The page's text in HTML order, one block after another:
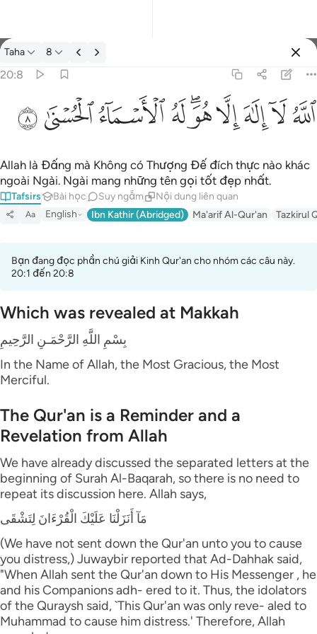
Tafsir: Taha 20:8
Taha 8
20:8
الله لا الاه الا هو له الاسماء الحسنى ٨
ٱللَّهُ لَآ إِلَـٰهَ إِلَّا هُوَ ۖ لَهُ ٱلْأَسْمَآءُ ٱلْحُسْنَىٰ ٨
ﲓﲔﲕﲖﲗﲘﲙﲚﲛﲜ
Allah là Đấng mà Không có Thượng Đế đích thực nào khác
ngoài Ngài. Ngài mang những tên gọi tốt đẹp nhất.
Tafsirs Bài học Suy ngẫm Nội dung liên quan
Aa English Ibn Kathir (Abridged) Ma'arif Al-Qur'an Tazkirul
Bạn đang đọc phần chú giải Kinh Qur'an cho nhóm các câu này.
20:1 đến 20:8
Which was revealed at Makkah
بِسْمِ اللَّهِ الرَّحْمَـنِ الرَّحِيمِ
In the Name of Allah, the Most Gracious, the Most
Merciful.
The Qur'an is a Reminder and a
Revelation from Allah
We have already discussed the separated letters at the
beginning of Surah Al-Baqarah, so there is no need to
repeat its discussion here. Allah says,
مَآ أَنَزَلْنَا عَلَيْكَ الْقُرْءَانَ لِتَشْقَى
(We have not sent down the Qur'an unto you to cause
you distress,) Juwaybir reported that Ad-Dahhak said,
"When Allah sent the Qur'an down to His Messenger , he
and his Companions adh- ered to it. Thus, the idolators
of the Quraysh said, `This Qur'an was only reve- aled to
Muhammad to cause him distress.' Therefore, Allah